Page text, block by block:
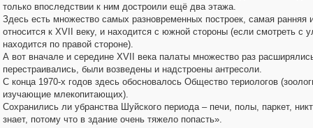
только впоследствии к ним достроили ещё два этажа.
Здесь есть множество самых разновременных построек, самая ранняя
относится к XVII веку, и находится с южной стороны (если смотреть с
находится по правой стороне).
А вот вначале и середине XVII века палаты множество раз
перестраивались, были возведены и надстроены антресоли.
С конца 1970-х годов здесь обосновалось Общество териологов
изучающие млекопитающих).
Сохранились ли убранства Шуйского периода – печи, полы, паркет,
знает, потому что в здание очень тяжело попасть».